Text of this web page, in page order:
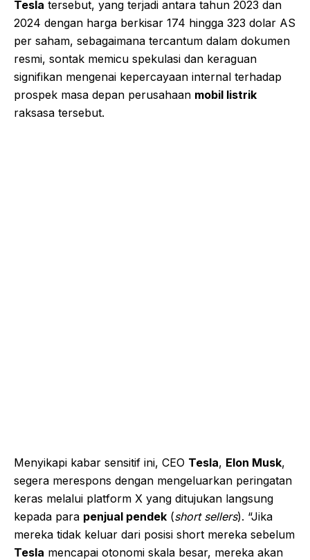
Tesla tersebut, yang terjadi antara tahun 2023 dan
2024 dengan harga berkisar 174 hingga 323 dolar AS
per saham, sebagaimana tercantum dalam dokumen
resmi, sontak memicu spekulasi dan keraguan
signifikan mengenai kepercayaan internal terhadap
prospek masa depan perusahaan mobil listrik
raksasa tersebut.
Menyikapi kabar sensitif ini, CEO Tesla, Elon Musk,
segera merespons dengan mengeluarkan peringatan
keras melalui platform X yang ditujukan langsung
kepada para penjual pendek (short sellers). “Jika
mereka tidak keluar dari posisi short mereka sebelum
Tesla mencapai otonomi skala besar, mereka akan